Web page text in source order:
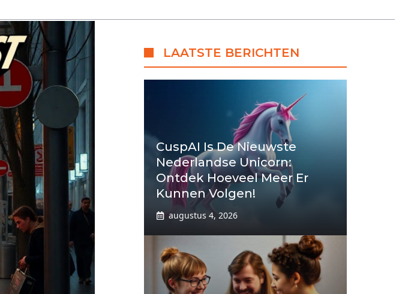
LAATSTE BERICHTEN
CuspAI Is De Nieuwste
Nederlandse Unicorn:
Ontdek Hoeveel Meer Er
Kunnen Volgen!
augustus 4, 2026